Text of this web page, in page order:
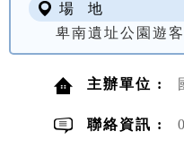
場 地
卑南遺址公園遊
主辦單位 :
聯絡資訊 :